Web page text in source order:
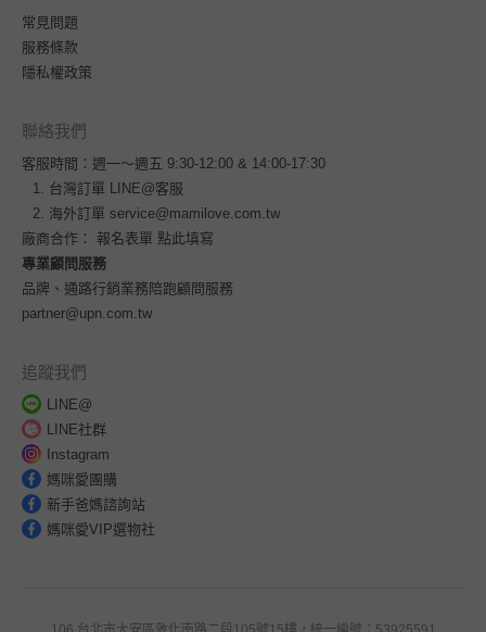
常見問題
服務條款
隱私權政策
聯絡我們
客服時間：週一～週五 9:30-12:00 & 14:00-17:30
台灣訂單
LINE@客服
海外訂單 service@mamilove.com.tw
廠商合作： 報名表單 點此填寫
專業顧問服務
品牌、通路行銷業務陪跑顧問服務
partner@upn.com.tw
追蹤我們
LINE@
LINE社群
Instagram
媽咪愛團購
新手爸媽諮詢站
媽咪愛VIP選物社